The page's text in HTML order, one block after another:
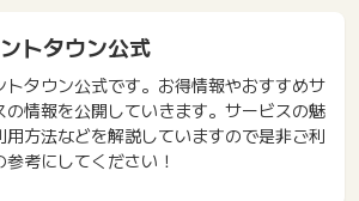
トタウン公式
トタウン公式です。お得情報やおすすめサ
の情報を公開していきます。サービスの魅
用方法などを解説していますので是非ご利
参考にしてください！